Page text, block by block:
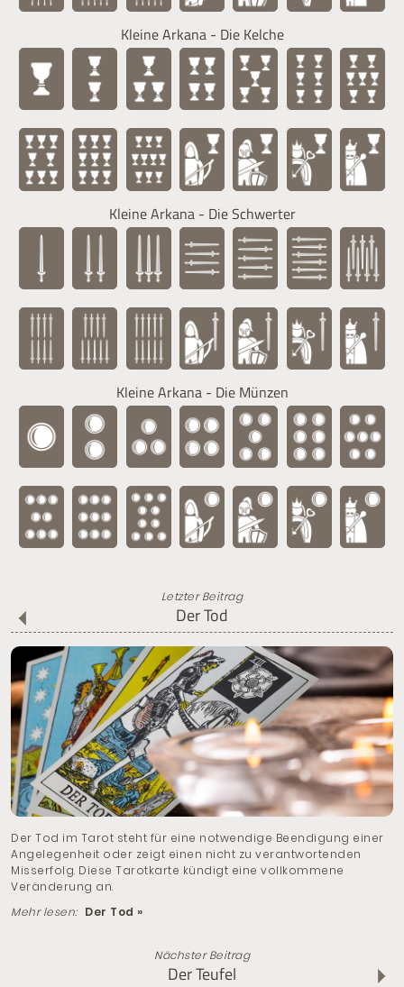
Kleine Arkana - Die Kelche
Kleine Arkana - Die Schwerter
Kleine Arkana - Die Münzen
Letzter Beitrag
Der Tod
Der Tod im Tarot steht für eine notwendige Beendigung einer
Angelegenheit oder zeigt einen nicht zu verantwortenden
Misserfolg. Diese Tarotkarte kündigt eine vollkommene
Veränderung an.
Mehr lesen: Der Tod »
Nächster Beitrag
Der Teufel